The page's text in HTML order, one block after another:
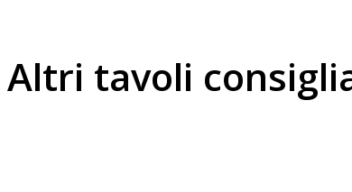
Altri tavoli